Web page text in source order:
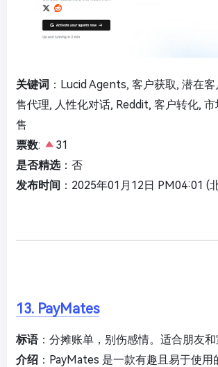
关键词 ：Lucid Agents, 客户获取, 潜在
售代理, 人性化对话, Reddit, 客户转化,
售
票数:
31
是否精选：否
发布时间 ：2025年01月12日 PM04:01 (
13. PayMates
标语：分摊账单，别伤感情。适合朋友和
介绍 ：PayMates 是一款有趣且易于使用